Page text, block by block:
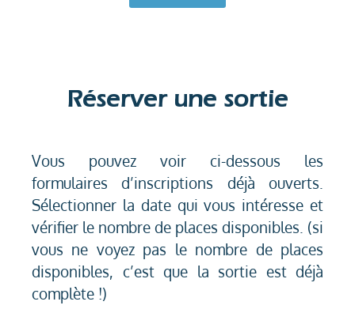
Réserver une sortie
Vous pouvez voir ci-dessous les
formulaires d’inscriptions déjà ouverts.
Sélectionner la date qui vous intéresse et
vérifier le nombre de places disponibles. (si
vous ne voyez pas le nombre de places
disponibles, c’est que la sortie est déjà
complète !)